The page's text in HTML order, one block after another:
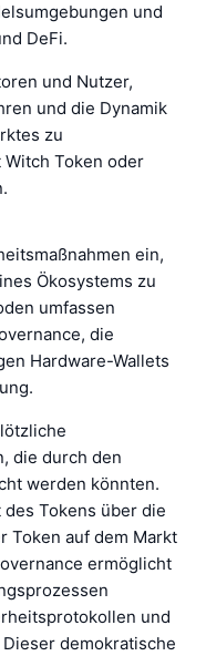
und
DeFi.
und Nutzer,
und die Dynamik
zu
Token oder
ein,
Ökosystems zu
umfassen
die
Hardware-Wallets
die durch den
werden könnten.
Tokens über die
Token auf dem Markt
ermöglicht
und
demokratische